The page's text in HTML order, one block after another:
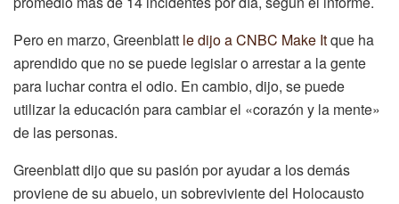
Pero en marzo, Greenblatt le dijo a CNBC Make Itque ha
aprendido que no se puede legislar o arrestar a la gente
para luchar contra el odio. En cambio, dijo, se puede
utilizar la educación para cambiar el «corazón y la mente»
de las personas.
Greenblatt dijo que su pasión por ayudar a los demás
proviene de su abuelo, un sobreviviente del Holocausto